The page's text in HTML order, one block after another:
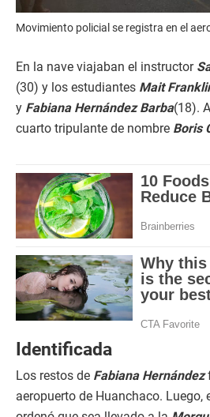
Movimiento policial se registra en el
En la nave viajaban el instructor
(30) y los estudiantes Mait
y Fabiana Hernández Barba(18).
cuarto tripulante de nombre Boris
Identificada
Los restos de Fabiana Hernández
aeropuerto de Huanchaco.